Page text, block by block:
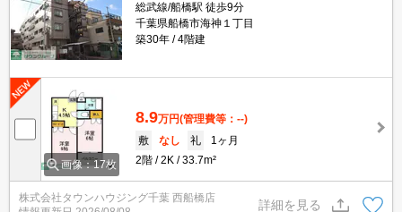
総武線/船橋駅 徒歩9分
千葉県船橋市海神１丁目
築30年
4階建
画像：17枚
8.9万円(管理費等：--)
敷
なし 礼
1ヶ月
2階
2K 33.7m²
株式会社タウンハウジング千葉 西船橋店
詳細を見る